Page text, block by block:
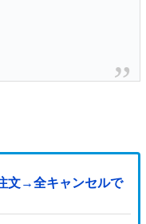
文→全キャンセルで